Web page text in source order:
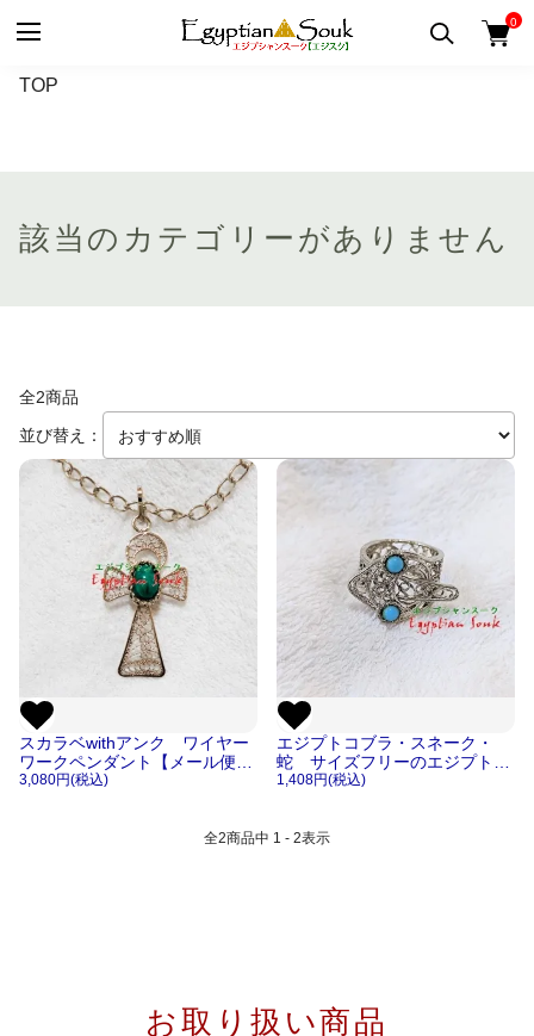
0
TOP
該当のカテゴリーがありません
全2商品
並び替え：
スカラベwithアンク ワイヤー
ワークペンダント【メール便
OK 】
3,080円(税込)
エジプトコブラ・スネーク・
蛇 サイズフリーのエジプト製
ハンドメイド ワイヤーワー
1,408円(税込)
全2商品中 1 - 2表示
お取り扱い商品